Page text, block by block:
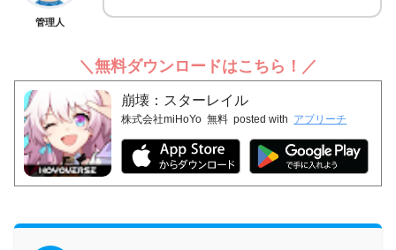
管理人
＼無料ダウンロードはこちら！／
崩壊：スターレイル
株式会社miHoYo 無料 posted with アプリーチ